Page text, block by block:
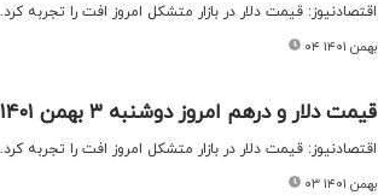
اقتصادنیوز: قیمت دلار در بازار متشکل امروز افت را تجربه کرد.
۰۴ بهمن ۱۴۰۱
قیمت دلار و درهم امروز دوشنبه ۳ بهمن ۱۴۰۱
اقتصادنیوز: قیمت دلار در بازار متشکل امروز افت را تجربه کرد.
۰۳ بهمن ۱۴۰۱